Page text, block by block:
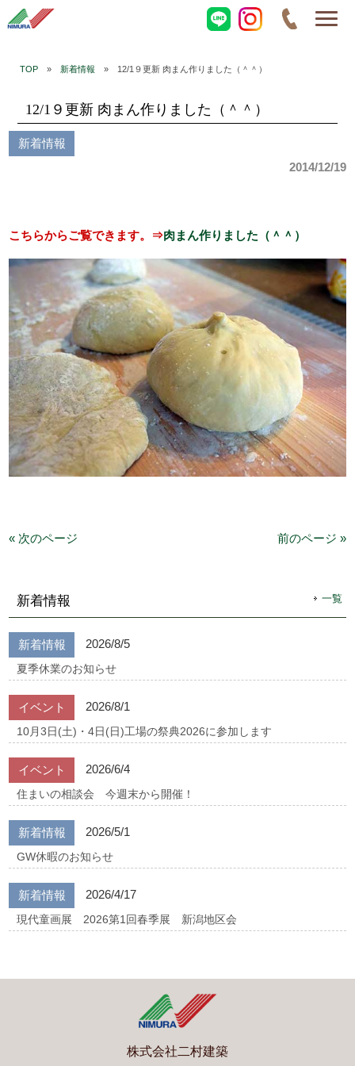
TOP» 新着情報 » 12/1９更新 肉まん作りました（＾＾）
12/1９更新 肉まん作りました（＾＾）
新着情報
2014/12/19
こちらからご覧できます。⇒肉まん作りました（＾＾）
« 次のページ 前のページ »
新着情報 一覧
新着情報 2026/8/5
夏季休業のお知らせ
イベント 2026/8/1
10月3日(土)・4日(日)工場の祭典2026に参加します
イベント 2026/6/4
住まいの相談会 今週末から開催！
新着情報 2026/5/1
GW休暇のお知らせ
新着情報 2026/4/17
現代童画展 2026第1回春季展 新潟地区会
株式会社二村建築